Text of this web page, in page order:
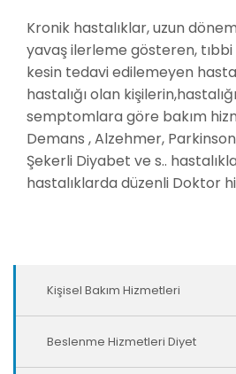
Kronik hastalıklar, uzun
yavaş ilerleme gösteren,
kesin tedavi edilemeyen
hastalığı olan
semptomlara göre bakım
Demans , Alzehmer,
Şekerli Diyabet ve s..
hastalıklarda düzenli Doktor
Kişisel Bakım Hizmetleri
Beslenme Hizmetleri Diyet